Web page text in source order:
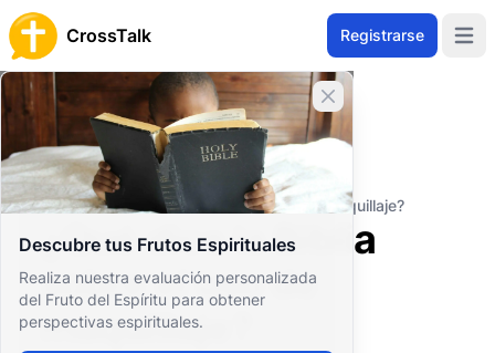
CrossTalk Registrarse
Cerrar banner
Descubre tus Frutos Espirituales
Realiza nuestra evaluación personalizada
del Fruto del Espíritu para obtener
perspectivas espirituales.
Inicio
Archivo de Preguntas
Cuestiones Morales y Éticas
Ética personal
¿Qué dice la Biblia sobre el uso de maquillaje?
¿Qué dice la Biblia
sobre el uso de
maquillaje?